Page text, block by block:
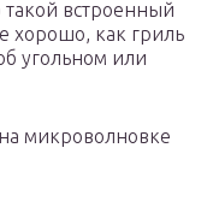
такой встроенный
хорошо, как гриль
угольном или
микроволновке